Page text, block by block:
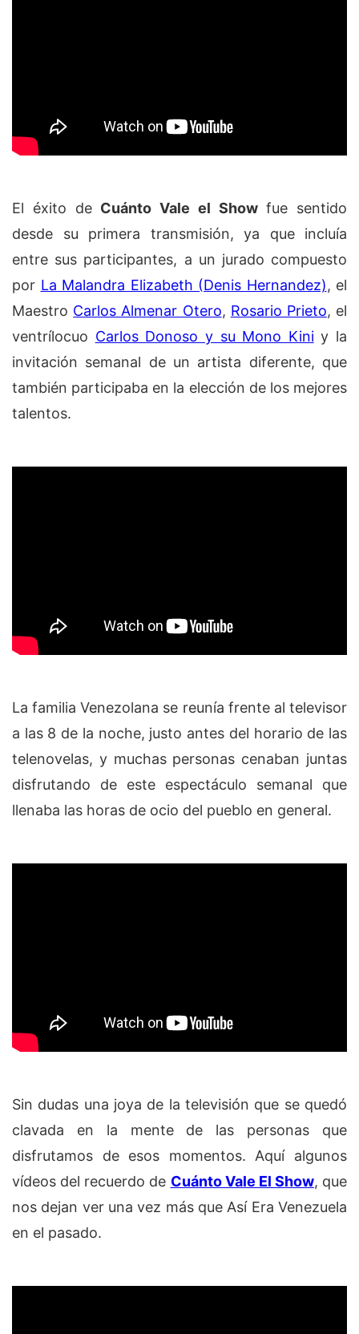
El éxito de Cuánto Vale el Showfue sentido
desde su primera transmisión, ya que incluía
entre sus participantes, a un jurado compuesto
por La Malandra Elizabeth (Denis Hernandez), el
Maestro Carlos Almenar Otero, Rosario Prieto, el
ventrílocuo Carlos Donoso y su Mono Kiniy la
invitación semanal de un artista diferente, que
también participaba en la elección de los mejores
talentos.
La familia Venezolana se reunía frente al televisor
a las 8 de la noche, justo antes del horario de las
telenovelas, y muchas personas cenaban juntas
disfrutando de este espectáculo semanal que
llenaba las horas de ocio del pueblo en general.
Sin dudas una joya de la televisión que se quedó
clavada en la mente de las personas que
disfrutamos de esos momentos. Aquí algunos
vídeos del recuerdo de Cuánto Vale El Show, que
nos dejan ver una vez más que Así Era Venezuela
en el pasado.